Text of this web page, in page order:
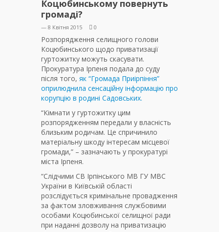
Коцюбинському повернуть
громаді?
— 8 Квітня 2015 0
Розпорядження селищного голови
Коцюбинського щодо приватизації
гуртожитку можуть скасувати.
Прокуратура Ірпеня подала до суду
після того, як “Громада Приірпіння”
оприлюднила сенсаційну інформацію про
корупцію в родині Садовських.
“Кімнати у гуртожитку цим
розпорядженням передали у власність
близьким родичам. Це спричинило
матеріальну шкоду інтересам місцевої
громади,” – зазначають у прокуратурі
міста Ірпеня.
“Слідчими СВ Ірпінського МВ ГУ МВС
України в Київській області
розслідується кримінальне провадження
за фактом зловживання службовими
особами Коцюбинської селищної ради
при наданні дозволу на приватизацію